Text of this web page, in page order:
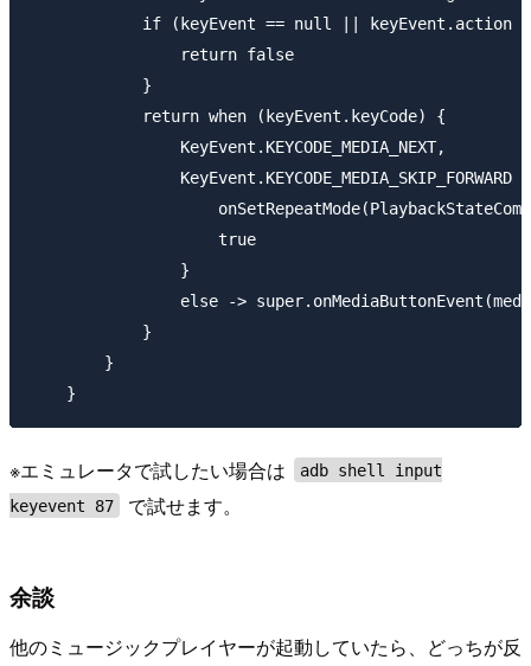
if (keyEvent == null || keyEvent.action
                return false
            }
            return when (keyEvent.keyCode) {
                KeyEvent.KEYCODE_MEDIA_NEXT,
KeyEvent.KEYCODE_MEDIA_SKIP_FORWARD
                    true
                }
else ->
            }
        }
※エミュレータで試したい場合は
adb shell input
keyevent 87
で試せます。
余談
他のミュージックプレイヤーが起動していたら、どっちが反